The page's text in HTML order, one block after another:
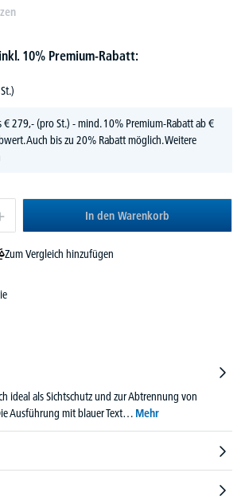
10% Premium-Rabatt:
€279,-(pro St.) - mind. 10% Premium-Rabatt ab €
Auch bis zu 20% Rabatt möglich.Weitere
In den Warenkorb
Zum Vergleich hinzufügen
ideal als Sichtschutz und zur Abtrennung von
Ausführung mit blauer Text… Mehr